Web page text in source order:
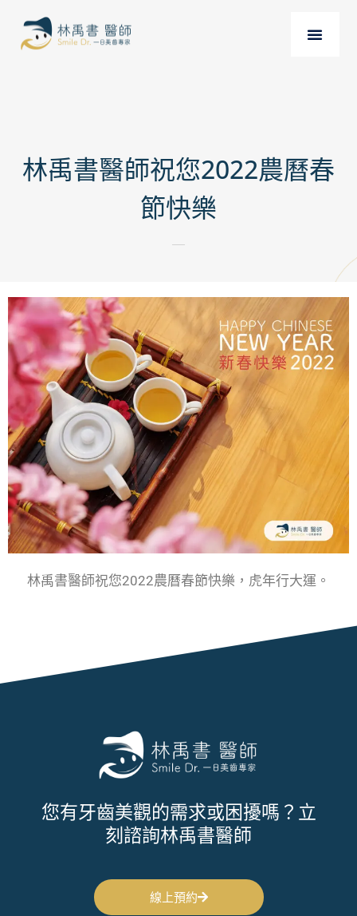
林禹書醫師祝您2022農曆春
節快樂
林禹書醫師祝您2022農曆春節快樂，虎年行大運。
您有牙齒美觀的需求或困擾嗎？立
刻諮詢林禹書醫師
線上預約